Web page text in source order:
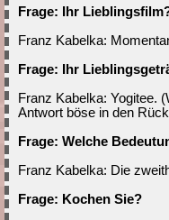
Frage: Ihr
Franz Kabelka:
Frage: Ihr
Franz Kabelka: Yogitee.
Antwort böse in den
Frage: Welche
Franz Kabelka: Die
Frage: Kochen Sie?